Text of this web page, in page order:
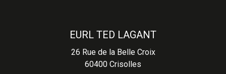
EURL TED LAGANT
26 Rue de la Belle Croix
60400 Crisolles